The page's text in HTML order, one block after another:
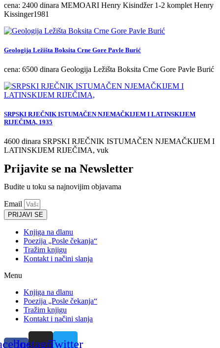
cena: 2400 dinara MEMOARI Henry Kisindžer 1-2 komplet Henry
Kissinger1981
Geologija Ležišta Boksita Crne Gore Pavle Burić
cena: 6500 dinara Geologija Ležišta Boksita Crne Gore Pavle Burić
SRPSKI RJEČNIK ISTUMAČEN NJEMAČKIJEM I LATINSKIJEM
RIJEČIMA, 1935
4600 dinara SRPSKI RJEČNIK ISTUMAČEN NJEMAČKIJEM I
LATINSKIJEM RIJEČIMA, vuk
Prijavite se na Newsletter
Budite u toku sa najnovijim objavama
Email
PRIJAVI SE
Knjiga na dlanu
Poezija „Posle čekanja“
Tražim knjigu
Kontakt i načini slanja
Menu
Knjiga na dlanu
Poezija „Posle čekanja“
Tražim knjigu
Kontakt i načini slanja
InstagramTwitter